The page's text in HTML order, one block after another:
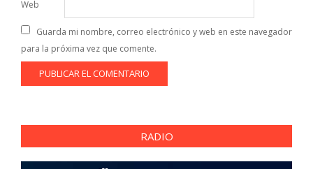
Web
Guarda mi nombre, correo electrónico y web en este navegador
para la próxima vez que comente.
RADIO